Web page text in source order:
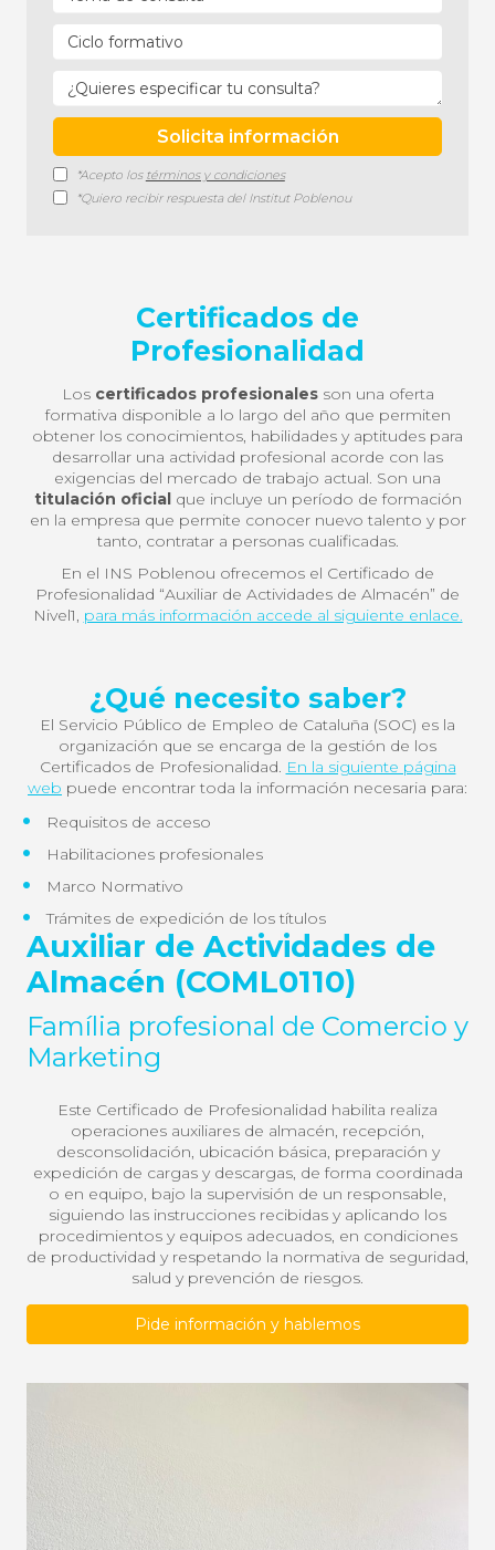
*Acepto los términos y condiciones
*Quiero recibir respuesta del Institut Poblenou
Certificados de
Profesionalidad
Los certificados profesionalesson una oferta
formativa disponible a lo largo del año que permiten
obtener los conocimientos, habilidades y aptitudes para
desarrollar una actividad profesional acorde con las
exigencias del mercado de trabajo actual. Son una
titulación oficialque incluye un período de formación
en la empresa que permite conocer nuevo talento y por
tanto, contratar a personas cualificadas.
En el INS Poblenou ofrecemos el Certificado de
Profesionalidad “Auxiliar de Actividades de Almacén” de
Nivel1, para más información accede al siguiente enlace.
¿Qué necesito saber?
El Servicio Público de Empleo de Cataluña (SOC) es la
organización que se encarga de la gestión de los
Certificados de Profesionalidad. En la siguiente página
web puede encontrar toda la información necesaria para:
Requisitos de acceso
Habilitaciones profesionales
Marco Normativo
Trámites de expedición de los títulos
Auxiliar de Actividades de
Almacén (COML0110)
Família profesional de Comercio y
Marketing
Este Certificado de Profesionalidad habilita realiza
operaciones auxiliares de almacén, recepción,
desconsolidación, ubicación básica, preparación y
expedición de cargas y descargas, de forma coordinada
o en equipo, bajo la supervisión de un responsable,
siguiendo las instrucciones recibidas y aplicando los
procedimientos y equipos adecuados, en condiciones
de productividad y respetando la normativa de seguridad,
salud y prevención de riesgos.
Pide información y hablemos